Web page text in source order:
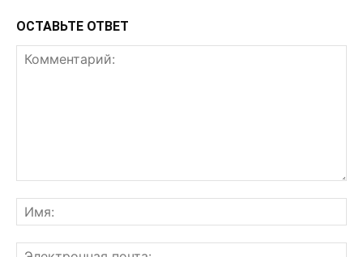
ОСТАВЬТЕ ОТВЕТ